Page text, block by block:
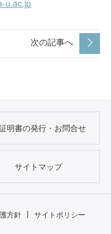
u.ac.jp
次の記事へ
明書の発行・お問合せ
サイトマップ
方針 サイトポリシー